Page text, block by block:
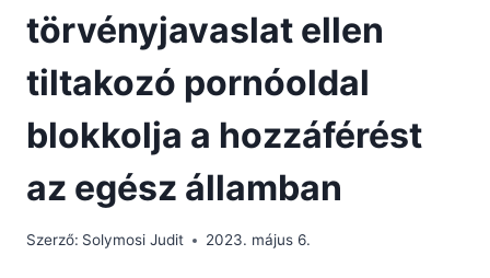
törvényjavaslat ellen
tiltakozó pornóoldal
blokkolja a hozzáférést
az egész államban
Szerző: Solymosi Judit 2023. május 6.